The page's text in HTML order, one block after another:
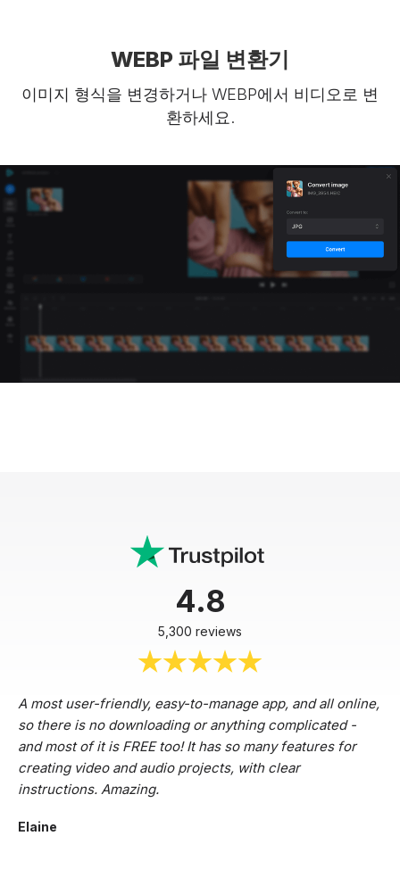
WEBP 파일 변환기
이미지 형식을 변경하거나 WEBP에서 비디오로 변
환하세요.
4.8
5,300 reviews
A most user-friendly, easy-to-manage app, and all online,
so there is no downloading or anything complicated -
and most of it is FREE too! It has so many features for
creating video and audio projects, with clear
instructions. Amazing.
Elaine